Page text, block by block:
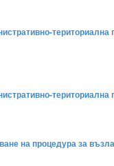
на процедура за